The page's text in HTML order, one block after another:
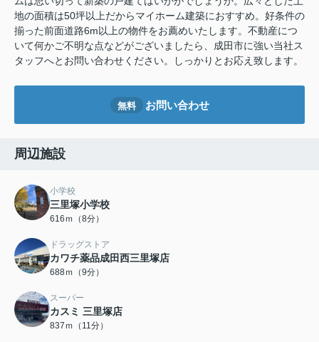
地の面積は50坪以上だからマイホーム建築におすすめ。好条件の
揃った前面道路6m以上の物件をお薦めいたします。不動産につ
いて何かご不明な点などがございましたら、成田市に強い当社ス
タッフへとお問い合わせください。しっかりとお応え致します。
無料 お問い合わせ
周辺施設
小学校
三里塚小学校
616ｍ（8分）
ドラッグストア
カワチ薬品成田西三里塚店
688ｍ（9分）
スーパー
カスミ 三里塚店
837ｍ（11分）